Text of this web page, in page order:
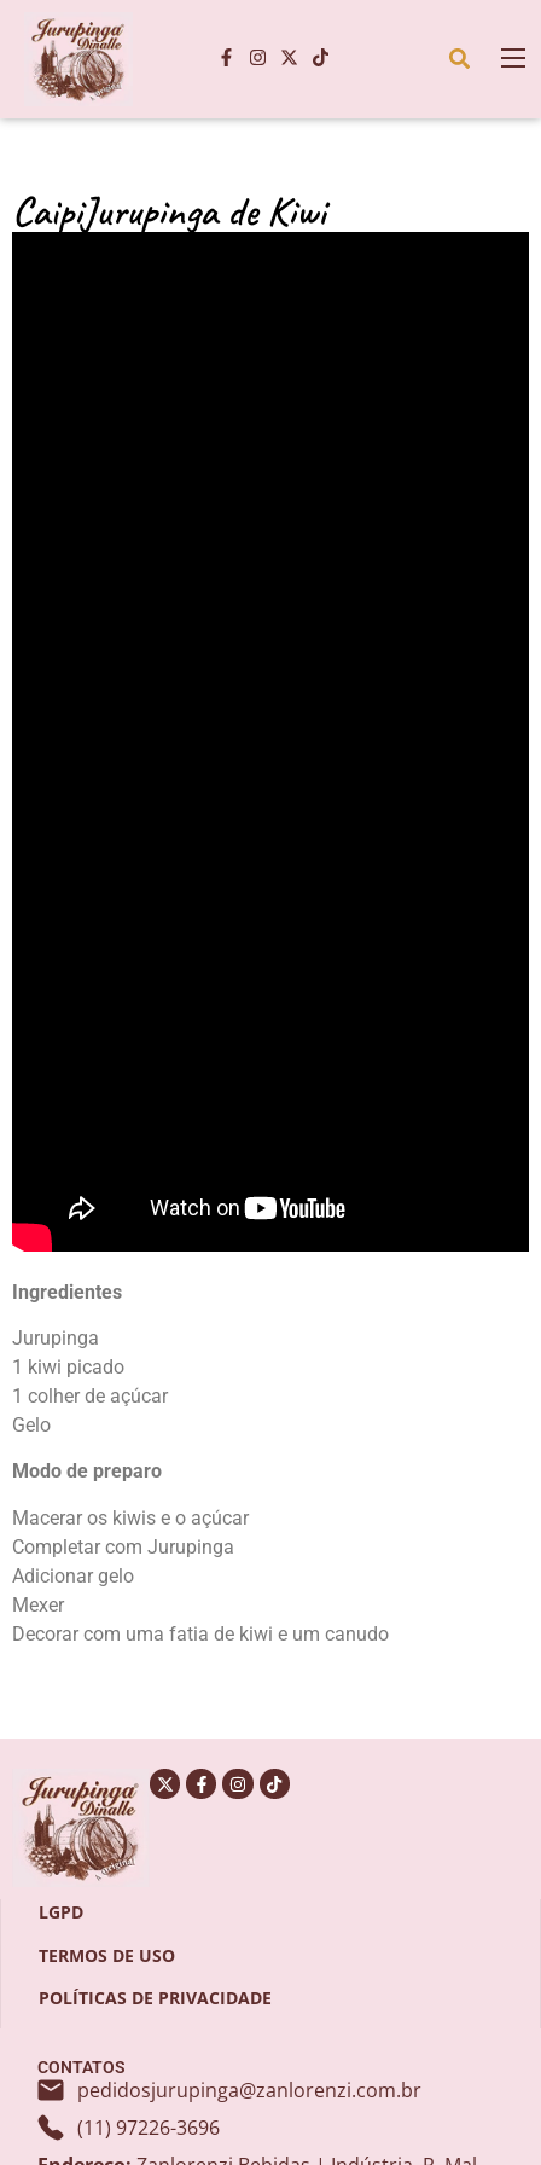
CaipiJurupinga de Kiwi
Ingredientes
Jurupinga
1 kiwi picado
1 colher de açúcar
Gelo
Modo de preparo
Macerar os kiwis e o açúcar
Completar com Jurupinga
Adicionar gelo
Mexer
Decorar com uma fatia de kiwi e um canudo
LGPD
TERMOS DE USO
POLÍTICAS DE PRIVACIDADE
CONTATOS
pedidosjurupinga@zanlorenzi.com.br
(11) 97226-3696